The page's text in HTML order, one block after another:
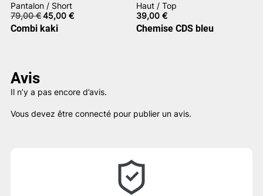
Pantalon / Short
79,00€Le
prix
initial
45,00 €Le
Combi kaki
Haut / Top
39,00€
Chemise CDS bleu
Avis
Il n’y a pas encore d’avis.
Vous devez être connecté pour publier un avis.